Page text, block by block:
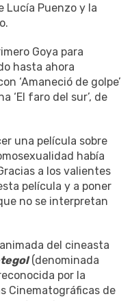
Lucía Puenzo y la
Goya para
hasta ahora
‘Amaneció de golpe’
‘El faro del sur’, de
una película sobre
había
a los valientes
película y a poner
no se interpretan
del cineasta
(denominada
por la
Cinematográficas de